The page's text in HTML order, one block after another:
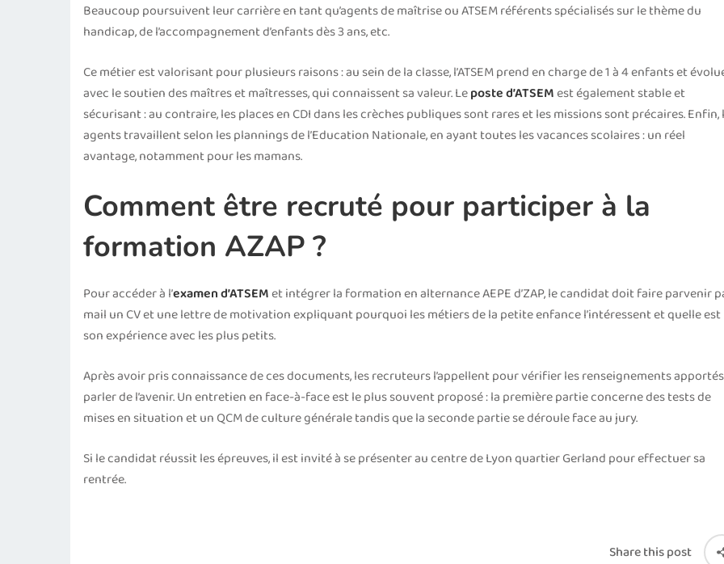
Beaucoup poursuivent leur carrière en tant qu’agents de maîtrise ou ATSEM référents spécialisés sur le thème du
handicap, de l’accompagnement d’enfants dès 3 ans, etc.
Ce métier est valorisant pour plusieurs raisons : au sein de la classe, l’ATSEM prend en charge de 1 à 4 enfants et
avec le soutien des maîtres et maîtresses, qui connaissent sa valeur. Leposte d’ATSEMest également stable et
sécurisant : au contraire, les places en CDI dans les crèches publiques sont rares et les missions sont précaires. Enfin,
agents travaillent selon les plannings de l’Education Nationale, en ayant toutes les vacances scolaires : un réel
avantage, notamment pour les mamans.
Comment être recruté pour participer à la
formation AZAP ?
Pour accéder à l’examen d’ATSEMet intégrer la formation en alternance AEPE d’ZAP, le candidat doit faire parvenir
mail un CV et une lettre de motivation expliquant pourquoi les métiers de la petite enfance l’intéressent et quelle est
son expérience avec les plus petits.
Après avoir pris connaissance de ces documents, les recruteurs l’appellent pour vérifier les renseignements
parler de l’avenir. Un entretien en face-à-face est le plus souvent proposé : la première partie concerne des tests de
mises en situation et un QCM de culture générale tandis que la seconde partie se déroule face au jury.
Si le candidat réussit les épreuves, il est invité à se présenter au centre de Lyon quartier Gerland pour effectuer sa
rentrée.
Share this post